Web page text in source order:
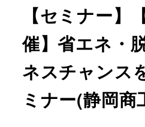
【セミナー】
催】省エネ・
ネスチャンス
ミナー(静岡商